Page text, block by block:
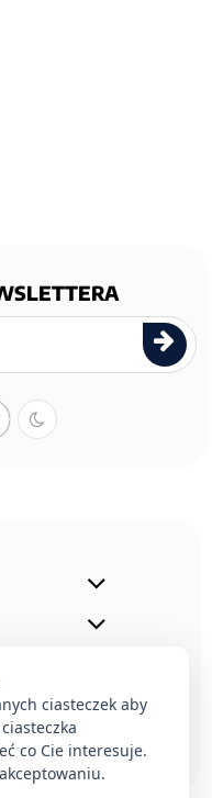
ciasteczek aby
co Cie interesuje.